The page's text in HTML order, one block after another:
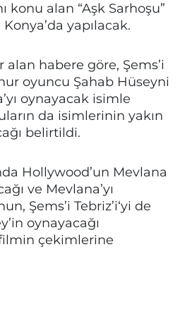
konu alan “Aşk Sarhoşu”
yapılacak.
alan habere göre, Şems’i
oyuncu Şahab Hüseyni
oynayacak isimle
da isimlerinin yakın
belirtildi.
Hollywood’un Mevlana
ve Mevlana’yı
Şems’i Tebriz’i‘yi de
oynayacağı
çekimlerine